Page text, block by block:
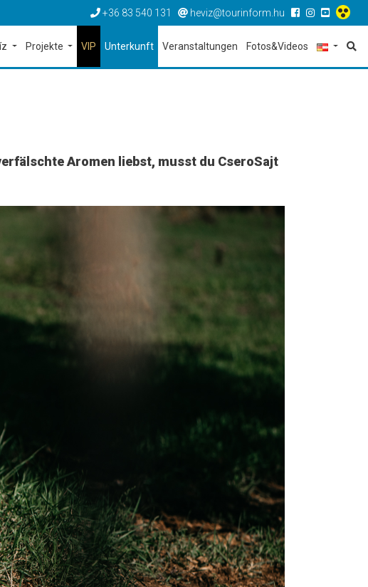
+36 83 540 131 heviz@tourinform.hu
Projekte VIP Unterkunft Veranstaltungen Fotos&Videos
Aromen liebst, musst du CseroSajt